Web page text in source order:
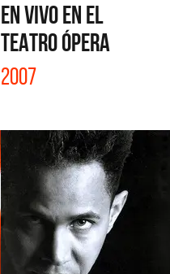
EN VIVO EN EL
TEATRO ÓPERA
2007